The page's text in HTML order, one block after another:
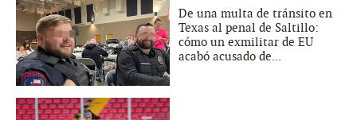
De una multa de tránsito en
Texas al penal de Saltillo:
cómo un exmilitar de EU
acabó acusado de...